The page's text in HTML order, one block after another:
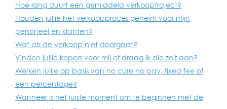
Hoe lang duurt een gemiddeld verkooptraject?
Houden jullie het verkoopproces geheim voor mijn
personeel en klanten?
Wat als de verkoop niet doorgaat?
Vinden jullie kopers voor mij of draag ik die zelf aan?
Werken jullie op basis van no cure no pay, fixed fee of
een percentage?
Wanneer is het juiste moment om te beginnen met de